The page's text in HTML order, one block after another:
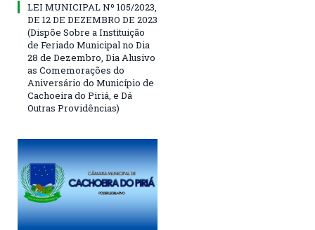
LEI MUNICIPAL Nº 105/2023,
DE 12 DE DEZEMBRO DE 2023
(Dispõe Sobre a Instituição
de Feriado Municipal no Dia
28 de Dezembro, Dia Alusivo
as Comemorações do
Aniversário do Município de
Cachoeira do Piriá, e Dá
Outras Providências)